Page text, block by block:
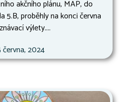
akčního plánu, MAP, do
5.B, proběhly na konci června
výlety....
června, 2024